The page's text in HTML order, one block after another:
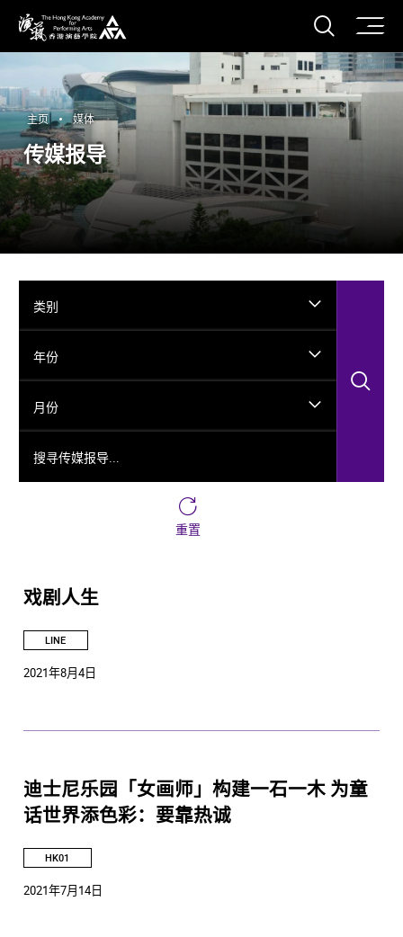
香港演艺学院
打开
主页 媒体
传媒报导
类别
年份
月份
重置
戏剧人生
LINE
2021年8月4日
迪士尼乐园「女画师」构建一石一木 为童
话世界添色彩：要靠热诚
HK01
2021年7月14日